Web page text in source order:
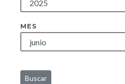
MES
Buscar